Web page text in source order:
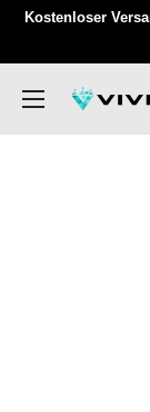
Überspringen
Inhalten
Kostenloser
VIVI